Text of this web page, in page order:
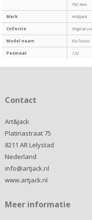
TAC lens
Merk Art&Jack
Collectie Original-
Model naam Via Torino
Pasmaat 132
Contact
Art&Jack
Platinastraat 75
8211 AR Lelystad
Nederland
info@artjack.nl
www.artjack.nl
Meer informatie